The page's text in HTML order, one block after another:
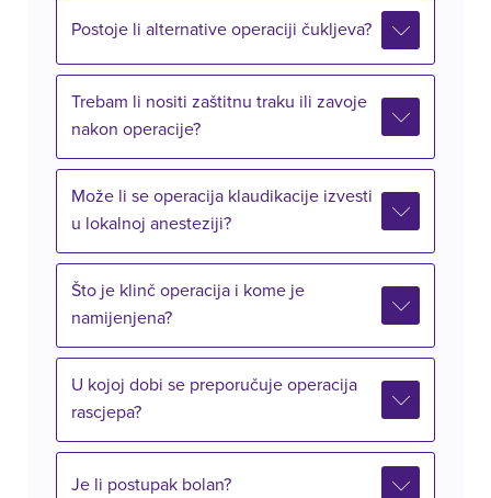
Postoje li alternative operaciji čukljeva?
Trebam li nositi zaštitnu traku ili zavoje
nakon operacije?
Može li se operacija klaudikacije izvesti
u lokalnoj anesteziji?
Što je klinč operacija i kome je
namijenjena?
U kojoj dobi se preporučuje operacija
rascjepa?
Je li postupak bolan?